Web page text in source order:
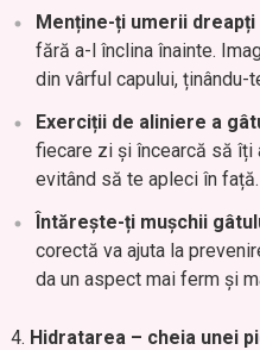
Menține-ți umerii dreapți
fără a-l înclina înainte.
din vârful capului, ținându-
Exerciții de aliniere a
fiecare zi și încearcă să îți
evitând să te apleci în față.
Întărește-ți mușchii
corectă va ajuta la
da un aspect mai ferm și
Hidratarea – cheia unei